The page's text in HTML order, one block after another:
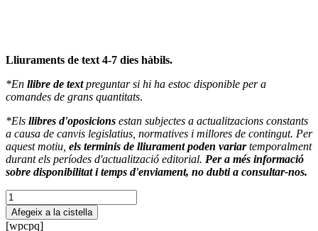
Lliuraments de text 4-7 dies hàbils.
*En llibre de textpreguntar si hi ha estoc disponible per a
comandes de grans quantitats.
*Els llibres d'oposicions estan subjectes a actualitzacions constants
a causa de canvis legislatius, normatives i millores de contingut. Per
aquest motiu, els terminis de lliurament poden variartemporalment
durant els períodes d'actualització editorial. Per a més informació
sobre disponibilitat i temps d'enviament, no dubti a consultar-nos.
quantitat
de
Programació
Afegeix a la cistella
[wpcpq]